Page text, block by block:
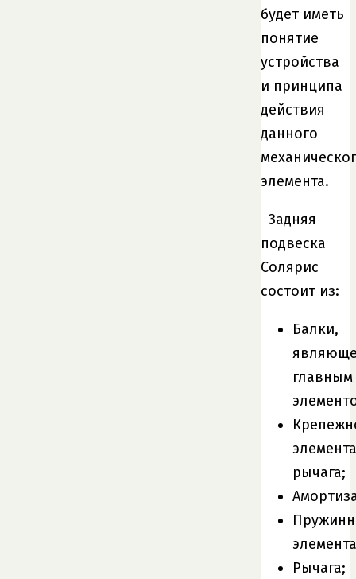
будет иметь
понятие
устройства
и принципа
действия
данного
элемента.
Задняя
подвеска
Солярис
состоит из:
Балки,
главным
элемента
рычага;
Рычага;